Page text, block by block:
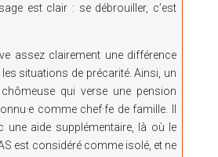
est clair : se débrouiller, c’est
assez clairement une différence
situations de précarité. Ainsi, un
qui verse une pension
comme chef·fe de famille. Il
une aide supplémentaire, là où le
est considéré comme isolé, et ne